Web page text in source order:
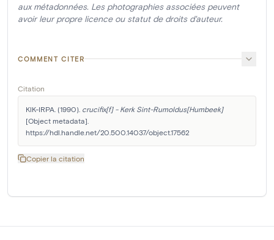
aux métadonnées. Les photographies associées peuvent
avoir leur propre licence ou statut de droits d'auteur.
COMMENT CITER
Citation
KIK-IRPA. (1990). crucifix[f] - Kerk Sint-Rumoldus[Humbeek]
[Object metadata].
https://hdl.handle.net/20.500.14037/object.17562
Copier la citation